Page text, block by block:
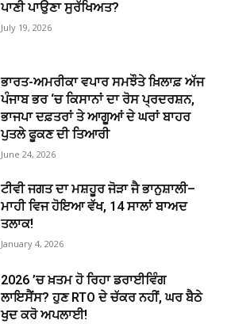
ਪਾਣੀ ਪਾਉਣਾ ਸੁਰੱਖਿਅਤ?
July 19, 2026
ਭਾਰਤ-ਅਮਰੀਕਾ ਵਪਾਰ ਸਮਝੌਤੇ ਖ਼ਿਲਾਫ਼ ਅੱਜ
ਪੰਜਾਬ ਭਰ ‘ਚ ਕਿਸਾਨਾਂ ਦਾ ਰੋਸ ਪ੍ਰਦਰਸ਼ਨ,
ਭਾਜਪਾ ਦਫ਼ਤਰਾਂ ਤੇ ਆਗੂਆਂ ਦੇ ਘਰਾਂ ਬਾਹਰ
ਪੁਤਲੇ ਫੂਕਣ ਦੀ ਤਿਆਰੀ
June 24, 2026
ਟੀਵੀ ਜਗਤ ਦਾ ਮਸ਼ਹੂਰ ਜੋੜਾ ਜੈ ਭਾਨੁਸ਼ਾਲੀ–
ਮਾਹੀ ਵਿਜ ਹੋਇਆ ਵੱਖ, 14 ਸਾਲਾਂ ਬਾਅਦ
ਤਲਾਕ!
January 4, 2026
2026 ’ਚ ਖ਼ਤਮ ਹੋ ਰਿਹਾ ਡਰਾਈਵਿੰਗ
ਲਾਇਸੈਂਸ? ਹੁਣ RTO ਦੇ ਚੱਕਰ ਨਹੀਂ, ਘਰ ਬੈਠੇ
ਖੁਦ ਕਰੋ ਅਪਲਾਈ!